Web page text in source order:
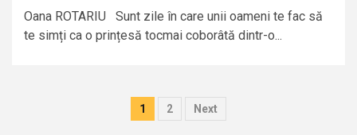
Oana ROTARIU Sunt zile în care unii oameni te fac să
te simți ca o prințesă tocmai coborâtă dintr-o...
Posts
1 2 Next